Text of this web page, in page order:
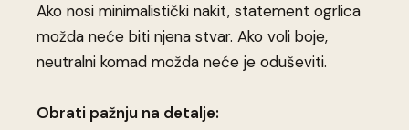
Ako nosi minimalistički nakit, statement ogrlica
možda neće biti njena stvar. Ako voli boje,
neutralni komad možda neće je oduševiti.
Obrati pažnju na detalje: